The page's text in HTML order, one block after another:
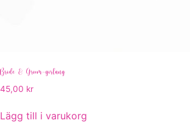
Bride & Groom-girlang
45,00 kr
Lägg till i varukorg